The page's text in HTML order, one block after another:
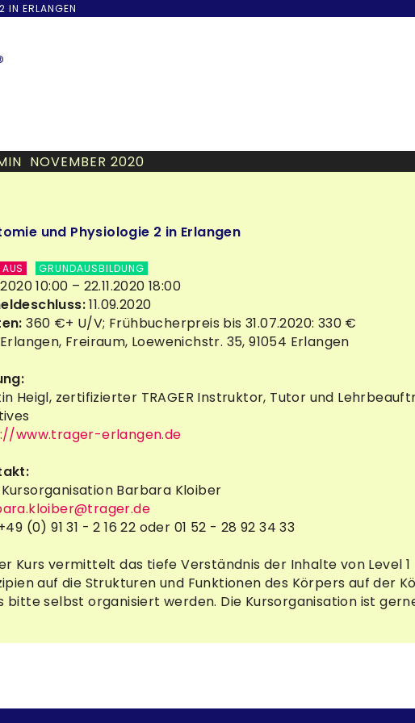
IN ERLANGEN
NOVEMBER 2020
und Physiologie 2 in Erlangen
AUS GRUNDAUSBILDUNG
10:00 – 22.11.2020 18:00
11.09.2020
360 €+ U/V; Frühbucherpreis bis 31.07.2020: 330 €
Erlangen, Freiraum, Loewenichstr. 35, 91054 Erlangen
Heigl, zertifizierter TRAGER Instruktor, Tutor und
www.trager-erlangen.de
Kursorganisation Barbara Kloiber
(0) 91 31 - 2 16 22 oder 01 52 - 28 92 34 33
Kurs vermittelt das tiefe Verständnis der Inhalte von Level 1
auf die Strukturen und Funktionen des Körpers auf der
bitte selbst organisiert werden. Die Kursorganisation ist